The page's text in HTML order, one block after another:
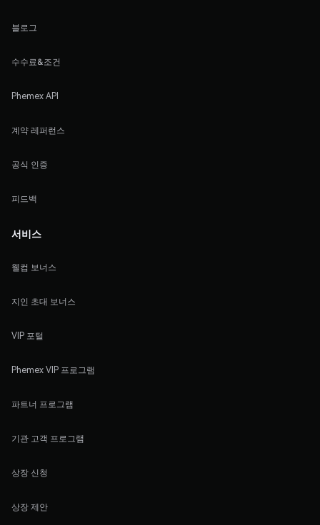
블로그
수수료&조건
Phemex API
계약 레퍼런스
공식 인증
피드백
서비스
웰컴 보너스
지인 초대 보너스
VIP 포털
Phemex VIP 프로그램
파트너 프로그램
기관 고객 프로그램
상장 신청
상장 제안